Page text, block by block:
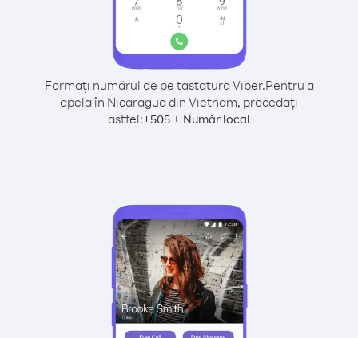
Formați numărul de pe tastatura Viber.Pentru a
apela în Nicaragua din Vietnam, procedați
astfel:+505 + Număr local